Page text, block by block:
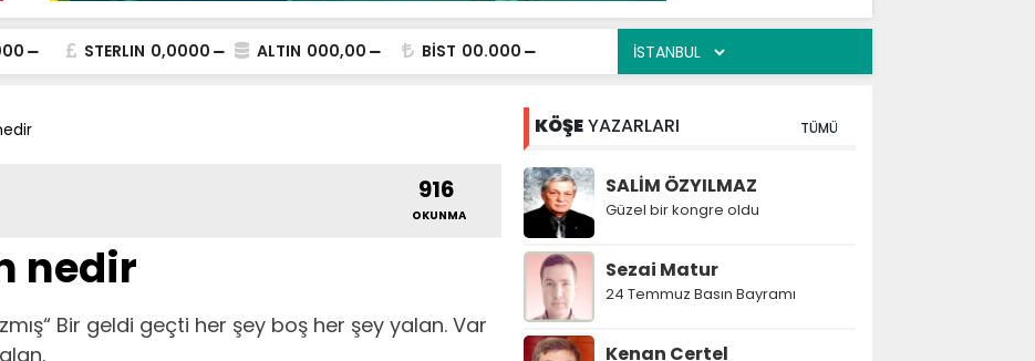
STERLIN 0,0000 ALTIN 000,00 BİST 00.000
916
OKUNMA
nedir
Bir geldi geçti her şey boş her şey yalan. Var
KÖŞEYAZARLARI TÜMÜ
SALİM ÖZYILMAZ
Güzel bir kongre oldu
Sezai Matur
24 Temmuz Basın Bayramı
Kenan Certel